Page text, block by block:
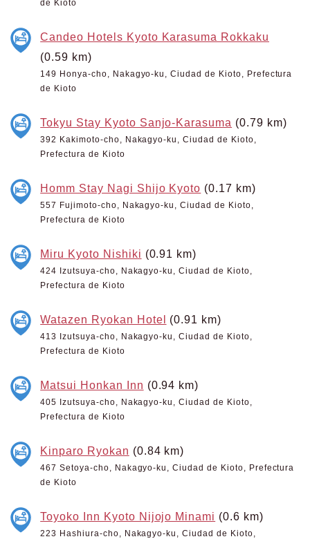
de Kioto
Candeo Hotels Kyoto Karasuma Rokkaku
(0.59 km)
149 Honya-cho, Nakagyo-ku, Ciudad de Kioto, Prefectura
de Kioto
Tokyu Stay Kyoto Sanjo-Karasuma (0.79 km)
392 Kakimoto-cho, Nakagyo-ku, Ciudad de Kioto,
Prefectura de Kioto
Homm Stay Nagi Shijo Kyoto (0.17 km)
557 Fujimoto-cho, Nakagyo-ku, Ciudad de Kioto,
Prefectura de Kioto
Miru Kyoto Nishiki (0.91 km)
424 Izutsuya-cho, Nakagyo-ku, Ciudad de Kioto,
Prefectura de Kioto
Watazen Ryokan Hotel (0.91 km)
413 Izutsuya-cho, Nakagyo-ku, Ciudad de Kioto,
Prefectura de Kioto
Matsui Honkan Inn (0.94 km)
405 Izutsuya-cho, Nakagyo-ku, Ciudad de Kioto,
Prefectura de Kioto
Kinparo Ryokan (0.84 km)
467 Setoya-cho, Nakagyo-ku, Ciudad de Kioto, Prefectura
de Kioto
Toyoko Inn Kyoto Nijojo Minami (0.6 km)
223 Hashiura-cho, Nakagyo-ku, Ciudad de Kioto,